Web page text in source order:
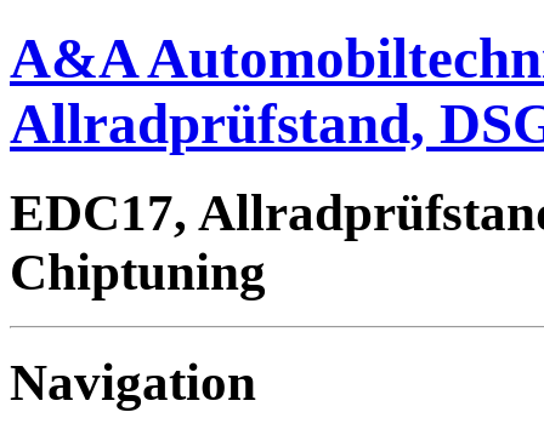
A&A
Allradprüfstand,
EDC17,
Chiptuning
Navigation